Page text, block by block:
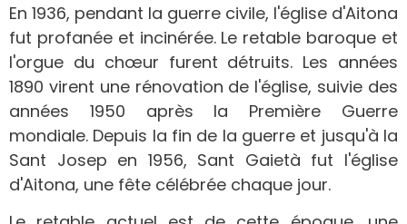
En 1936, pendant la guerre civile, l'église d'Aitona
fut profanée et incinérée. Le retable baroque et
l'orgue du chœur furent détruits. Les années
1890 virent une rénovation de l'église, suivie des
années 1950 après la Première Guerre
mondiale. Depuis la fin de la guerre et jusqu'à la
Sant Josep en 1956, Sant Gaietà fut l'église
d'Aitona, une fête célébrée chaque jour.